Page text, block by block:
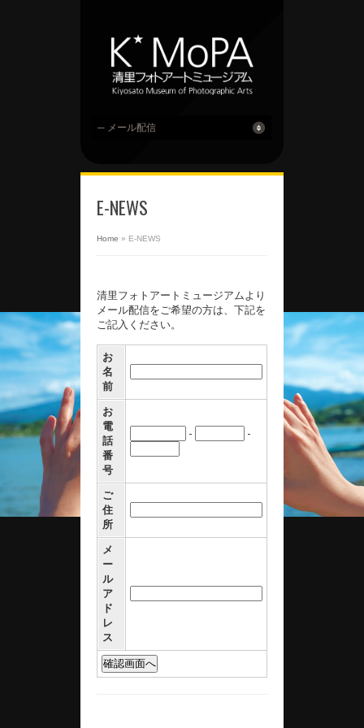
E-NEWS
Home » E-NEWS
清里フォトアートミュージアムより
メール配信をご希望の方は、下記を
ご記入ください。
お
名
前
お
電
話
番
号
- -
ご
住
所
メ
ー
ル
ア
ド
レ
ス